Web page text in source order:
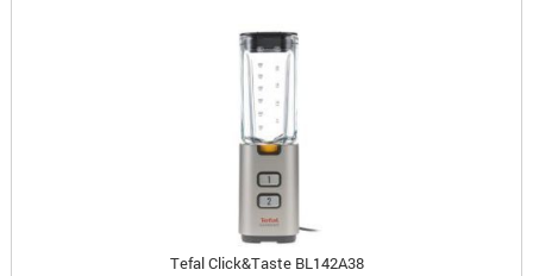
Tefal Click&Taste BL142A38